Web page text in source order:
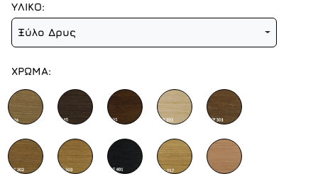
ΥΛΙΚΟ:
Ξύλο Δρυς
ΧΡΩΜΑ: